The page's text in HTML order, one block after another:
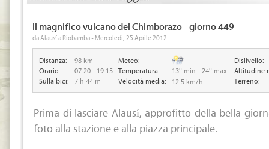
Il magnifico vulcano del Chimborazo - giorno 449
da Alausí a Riobamba - Mercoledi, 25 Aprile 2012
Distanza:
Orario:
Sulla bici:
98 km
07:20 - 19:15
7 h 44 m
Meteo:
Temperatura:
Velocità media:
13° min - 24° max.
12.5 km/h
Dislivello:
Altitudine
Terreno:
Prima di lasciare Alausí, approfitto della bella
foto alla stazione e alla piazza principale.